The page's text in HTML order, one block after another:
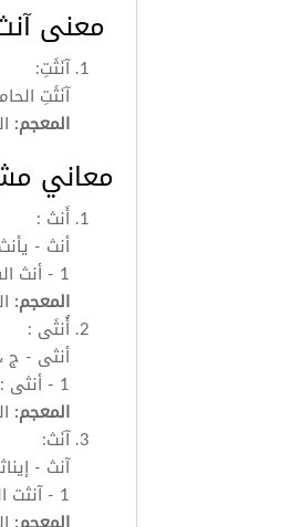
معنى
آنَثَتِ:
آنَثَتِ
المعجم:
معاني
أَنث :
أنث -
1 -
أنث
المعجم:
أُنثَى :
أنثى - ج
1 -
أنثى
المعجم:
آنَث:
آنث -
1 - آنثت الحامل : ولدت